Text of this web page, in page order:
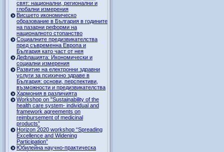
свят: национални, регионални и
глобални измерения
Висшето икономическо
образование в България в годините
на пазарни реформи на
националното стопанство
Социалните предизвикателства
пред съвременна Европа и
България като част от нея
Дефлацията: Икономически и
социални измерения
Развитие на електронни здравни
услуги за психично здраве в
България: основи, перспективи,
възможности и предизвикателства
Хармония в различията
Workshop on "Sustainability of the
health care system- individual and
framework agreements on
reimbursement of medicinal
products”
Horizon 2020 workshop “Spreading
Excellence and Widening
Participation”
Юбилейна научно-практическа